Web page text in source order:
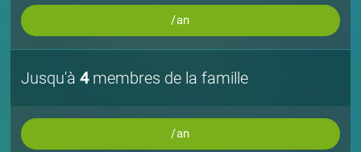
/an
Jusqu'à4membres de la famille
/an